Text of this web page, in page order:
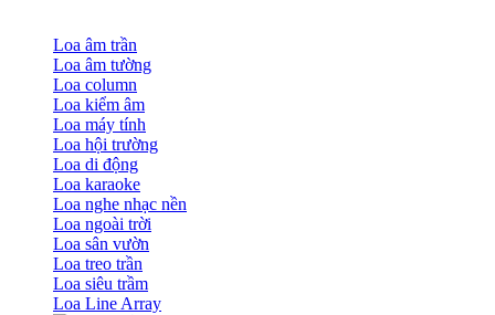
Loa âm trần
Loa âm tường
Loa column
Loa kiểm âm
Loa máy tính
Loa hội trường
Loa di động
Loa karaoke
Loa nghe nhạc nền
Loa ngoài trời
Loa sân vườn
Loa treo trần
Loa siêu trầm
Loa Line Array